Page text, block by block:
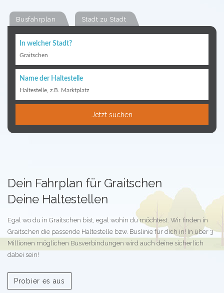
Busfahrplan Stadt zu Stadt
In welcher Stadt?
Graitschen
Name der Haltestelle
Haltestelle, z.B. Marktplatz
Jetzt suchen
Dein Fahrplan für Graitschen
Deine Haltestellen
Egal wo du in Graitschen bist, egal wohin du möchtest. Wir finden in
Graitschen die passende Haltestelle bzw. Buslinie für dich in! In über 3
Millionen möglichen Busverbindungen wird auch deine sicherlich
dabei sein!
Probier es aus